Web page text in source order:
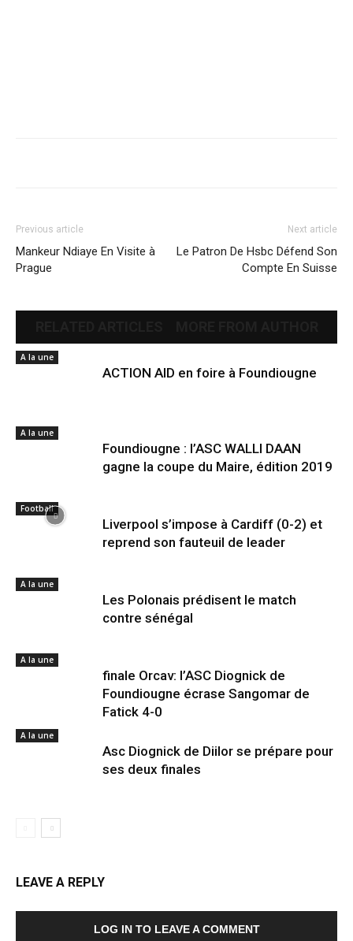
Previous article
Mankeur Ndiaye En Visite à
Prague
Next article
Le Patron De Hsbc Défend Son
Compte En Suisse
A la une
ACTION AID en foire à Foundiougne
A la une
Foundiougne : l’ASC WALLI DAAN
gagne la coupe du Maire, édition 2019
Football
Liverpool s’impose à Cardiff (0-2) et
reprend son fauteuil de leader
A la une
Les Polonais prédisent le match
contre sénégal
A la une
finale Orcav: l’ASC Diognick de
Foundiougne écrase Sangomar de
Fatick 4-0
A la une
Asc Diognick de Diilor se prépare pour
ses deux finales
LEAVE A REPLY
LOG IN TO LEAVE A COMMENT